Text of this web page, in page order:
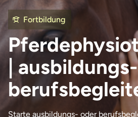
Fortbildung
|
Starte ausbildungs- oder